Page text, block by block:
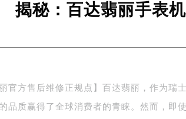
汇中心写字楼2座37层3705室（需提前预
星耀天地写字楼1号楼18层1803室（需提前
盐城金融城写字楼1号楼16层1604室（需
揭秘：百达翡丽手表
丽官方售后维修正规点】百达翡丽，作为瑞
品质赢得了全球消费者的青睐。然而，即